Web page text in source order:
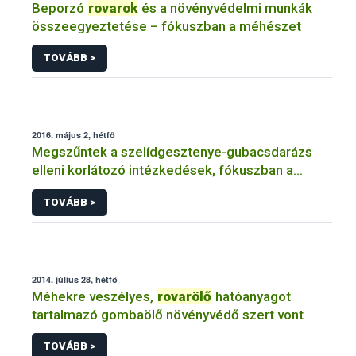
Beporzó rovarok és a növényvédelmi munkák
összeegyeztetése – fókuszban a méhészet
TOVÁBB >
2016. május 2, hétfő
Megszűntek a szelídgesztenye-gubacsdarázs
elleni korlátozó intézkedések, fókuszban a
biológiai védekezés
TOVÁBB >
2014. július 28, hétfő
Méhekre veszélyes, rovarölő hatóanyagot
tartalmazó gombaölő növényvédő szert vont
TOVÁBB >